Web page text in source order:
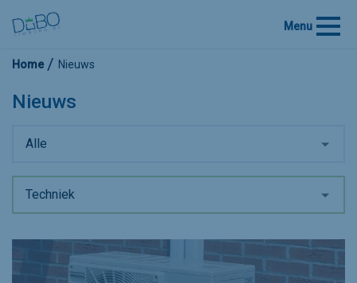
Menu
Home Nieuws
Nieuws
Alle
Techniek